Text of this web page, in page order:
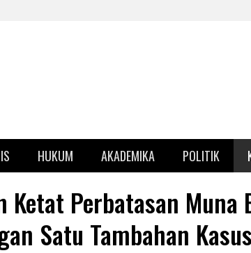
HUKUM AKADEMIKA POLITIK
Ketat Perbatasan Muna
Satu Tambahan